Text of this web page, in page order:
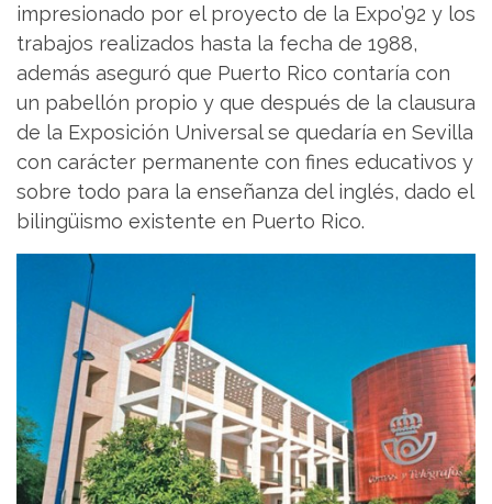
impresionado por el proyecto de la Expo’92 y los
trabajos realizados hasta la fecha de 1988,
además aseguró que Puerto Rico contaría con
un pabellón propio y que después de la clausura
de la Exposición Universal se quedaría en Sevilla
con carácter permanente con fines educativos y
sobre todo para la enseñanza del inglés, dado el
bilingüismo existente en Puerto Rico.